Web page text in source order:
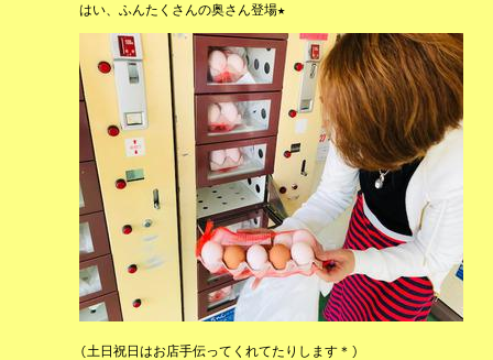
はい、ふんたくさんの奥さん登場★
(土日祝日はお店手伝ってくれてたりします＊)